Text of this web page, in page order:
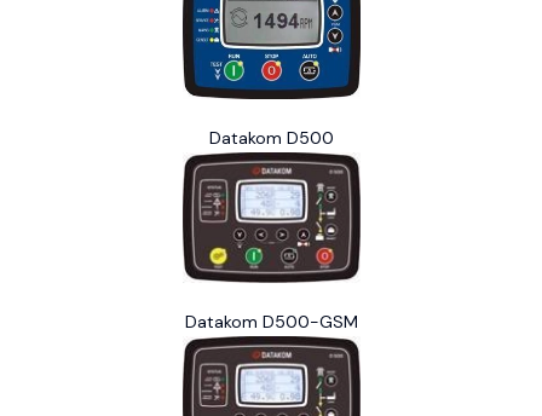
Datakom D500
Datakom D500-GSM